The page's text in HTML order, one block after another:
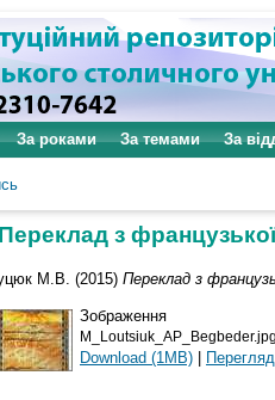
За роками За темами За
Переклад з
М.В. (2015) Переклад з
Зображення
M_Loutsiuk_AP_Begbeder.jpg
Download (1MB) | Перегляд